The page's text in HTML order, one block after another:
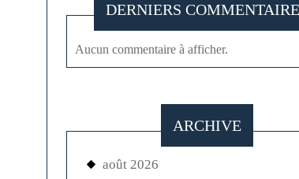
DERNIERS
Aucun commentaire à afficher.
ARCHIVE
août 2026